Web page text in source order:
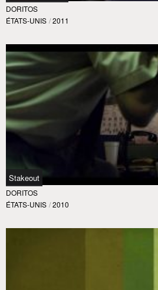
DORITOS
ÉTATS-UNIS / 2011
Stakeout
DORITOS
ÉTATS-UNIS / 2010